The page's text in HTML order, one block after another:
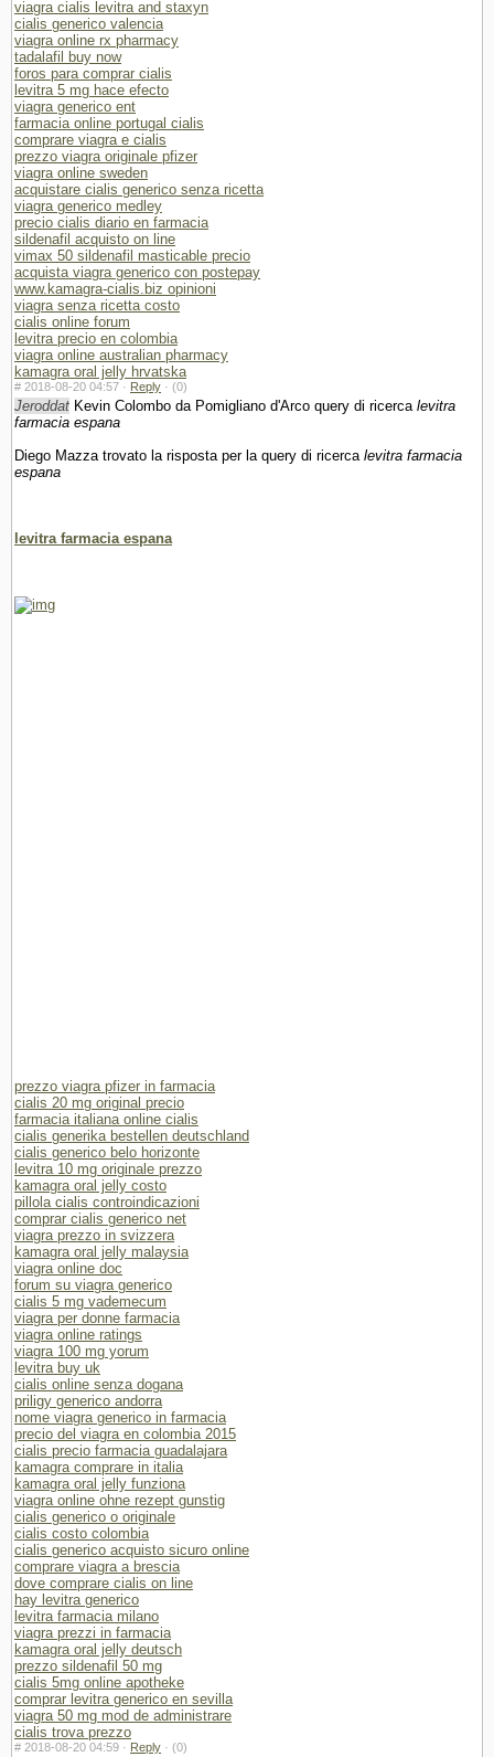
viagra cialis levitra and staxyn
cialis generico valencia
viagra online rx pharmacy
tadalafil buy now
foros para comprar cialis
levitra 5 mg hace efecto
viagra generico ent
farmacia online portugal cialis
comprare viagra e cialis
prezzo viagra originale pfizer
viagra online sweden
acquistare cialis generico senza ricetta
viagra generico medley
precio cialis diario en farmacia
sildenafil acquisto on line
vimax 50 sildenafil masticable precio
acquista viagra generico con postepay
www.kamagra-cialis.biz opinioni
viagra senza ricetta costo
cialis online forum
levitra precio en colombia
viagra online australian pharmacy
kamagra oral jelly hrvatska
# 2018-08-20 04:57 · Reply · (0)
Jeroddat Kevin Colombo da Pomigliano d'Arco query di ricerca levitra
farmacia espana
Diego Mazza trovato la risposta per la query di ricerca levitra farmacia
espana
levitra farmacia espana
prezzo viagra pfizer in farmacia
cialis 20 mg original precio
farmacia italiana online cialis
cialis generika bestellen deutschland
cialis generico belo horizonte
levitra 10 mg originale prezzo
kamagra oral jelly costo
pillola cialis controindicazioni
comprar cialis generico net
viagra prezzo in svizzera
kamagra oral jelly malaysia
viagra online doc
forum su viagra generico
cialis 5 mg vademecum
viagra per donne farmacia
viagra online ratings
viagra 100 mg yorum
levitra buy uk
cialis online senza dogana
priligy generico andorra
nome viagra generico in farmacia
precio del viagra en colombia 2015
cialis precio farmacia guadalajara
kamagra comprare in italia
kamagra oral jelly funziona
viagra online ohne rezept gunstig
cialis generico o originale
cialis costo colombia
cialis generico acquisto sicuro online
comprare viagra a brescia
dove comprare cialis on line
hay levitra generico
levitra farmacia milano
viagra prezzi in farmacia
kamagra oral jelly deutsch
prezzo sildenafil 50 mg
cialis 5mg online apotheke
comprar levitra generico en sevilla
viagra 50 mg mod de administrare
cialis trova prezzo
# 2018-08-20 04:59 · Reply · (0)